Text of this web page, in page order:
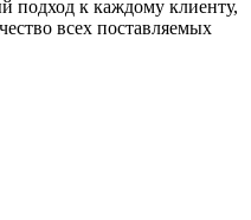
подход к каждому клиенту,
всех поставляемых